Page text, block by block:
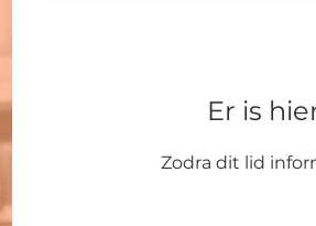
Er is
Zodra dit lid